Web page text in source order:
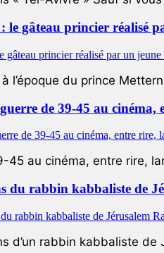
le gâteau princier réalisé
l’époque du prince
de 39-45 au
45 au cinéma, entre rire,
du rabbin kabbaliste de
d’un rabbin kabbaliste de